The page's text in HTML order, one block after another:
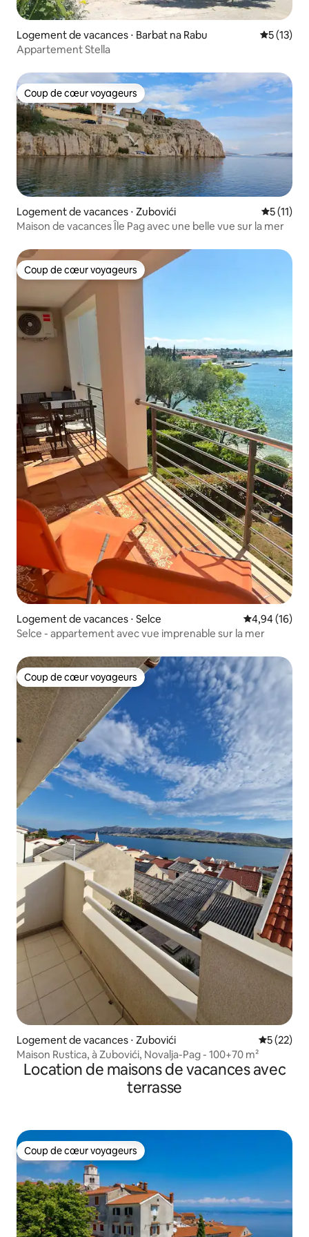
Logement de vacances ⋅ Barbat na Rabu
5 (13)
Appartement Stella
Coup de cœur voyageurs
Coup de cœur voyageurs
Logement de vacances ⋅ Zubovići
5 (11)
Maison de vacances Île Pag avec une belle vue sur la mer
Coup de cœur voyageurs
Coup de cœur voyageurs
Logement de vacances ⋅ Selce Évaluation
4,94 (16)
Selce - appartement avec vue imprenable sur la mer
Coup de cœur voyageurs
Coup de cœur voyageurs
Logement de vacances ⋅ Zubovići
5 (22)
Maison Rustica, à Zubovići, Novalja-Pag - 100+70 m²
Location de maisons de vacances avec
terrasse
Coup de cœur voyageurs
Coup de cœur voyageurs